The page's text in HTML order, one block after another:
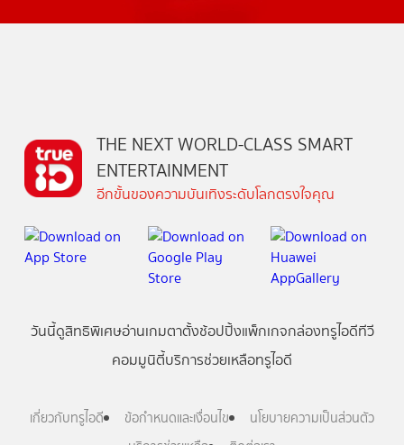
THE NEXT WORLD-CLASS SMART
ENTERTAINMENT
อีกขั้นของความบันเทิงระดับโลกตรงใจคุณ
วันนี้ดูสิทธิพิเศษอ่านเกมตาตั้งช้อปปิ้งแพ็กเกจกล่องทรูไอดีทีวี
คอมมูนิตี้บริการช่วยเหลือทรูไอดี
เกี่ยวกับทรูไอดี ข้อกำหนดและเงื่อนไข
นโยบายความเป็นส่วนตัว